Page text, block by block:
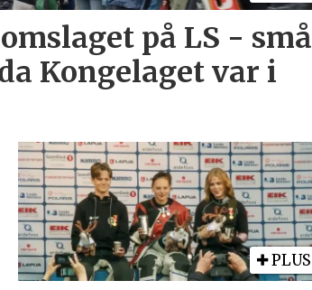
på LS - små
Kongelaget var i
PLUS